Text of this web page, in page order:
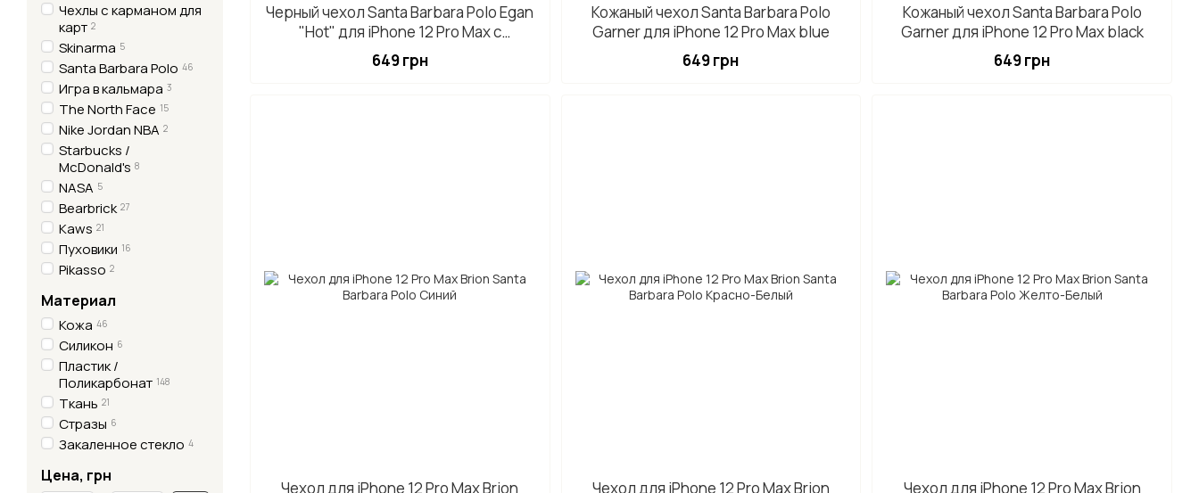
Черный чехол Santa Barbara Polo Egan
"Hot" для iPhone 12 Pro Max с
термометром из кожи
649 грн
Кожаный чехол Santa Barbara Polo
Garner для iPhone 12 Pro Max blue
649 грн
Кожаный чехол Santa Barbara Polo
Garner для iPhone 12 Pro Max black
649 грн
Чехол для iPhone 12 Pro Max Brion Чехол для iPhone 12 Pro Max Brion Чехол для iPhone 12 Pro Max Brion
Чехлы с карманом для
карт 2
Skinarma 5
Santa Barbara Polo 46
Игра в кальмара 3
The North Face 15
Nike Jordan NBA 2
Starbucks /
McDonald's 8
NASA 5
Bearbrick 27
Kaws 21
Пуховики 16
Pikasso 2
Материал
Кожа 46
Силикон 6
Пластик /
Поликарбонат 148
Ткань 21
Стразы 6
Закаленное стекло 4
Цена, грн